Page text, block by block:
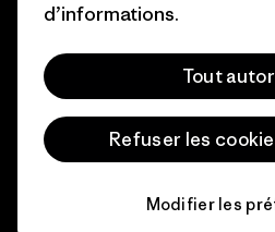
© 2026 Patagonia, Inc. All Rights
d’informations.
Tout
Refuser les
Modifier les